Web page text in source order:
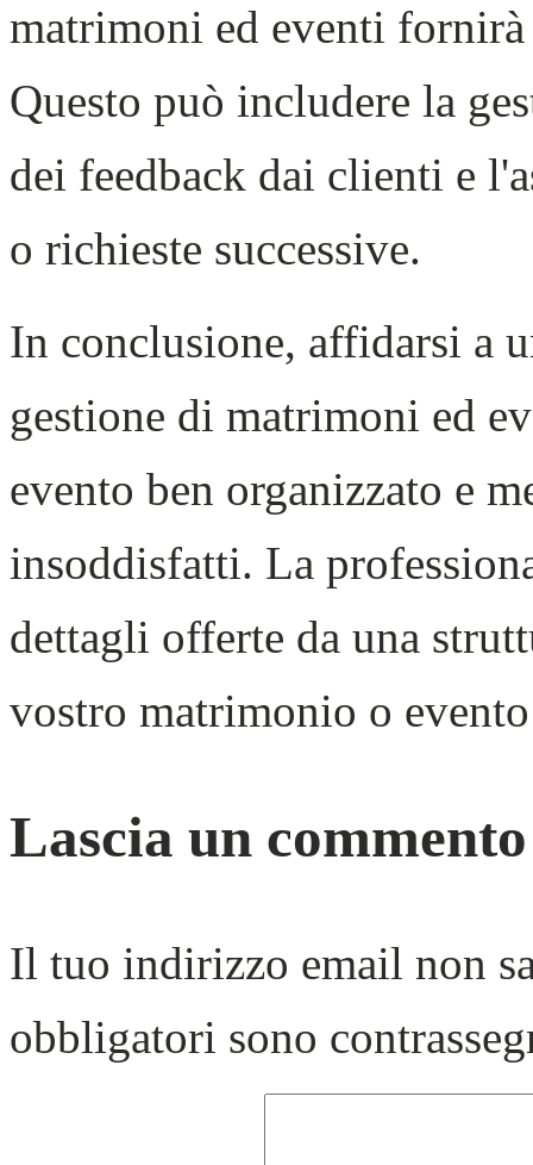
matrimoni ed eventi fornirà
Questo può includere la
dei feedback dai clienti e
o richieste successive.
In conclusione, affidarsi a
gestione di matrimoni ed
evento ben organizzato e
insoddisfatti. La
dettagli offerte da una
vostro matrimonio o
Lascia un commento
Il tuo indirizzo email non
obbligatori sono